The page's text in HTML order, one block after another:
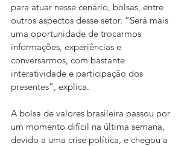
para atuar nesse cenário, bolsas, entre
outros aspectos desse setor. “Será mais
uma oportunidade de trocarmos
informações, experiências e
conversarmos, com bastante
interatividade e participação dos
presentes”, explica.
A bolsa de valores brasileira passou por
um momento difícil na última semana,
devido a uma crise política, e chegou a